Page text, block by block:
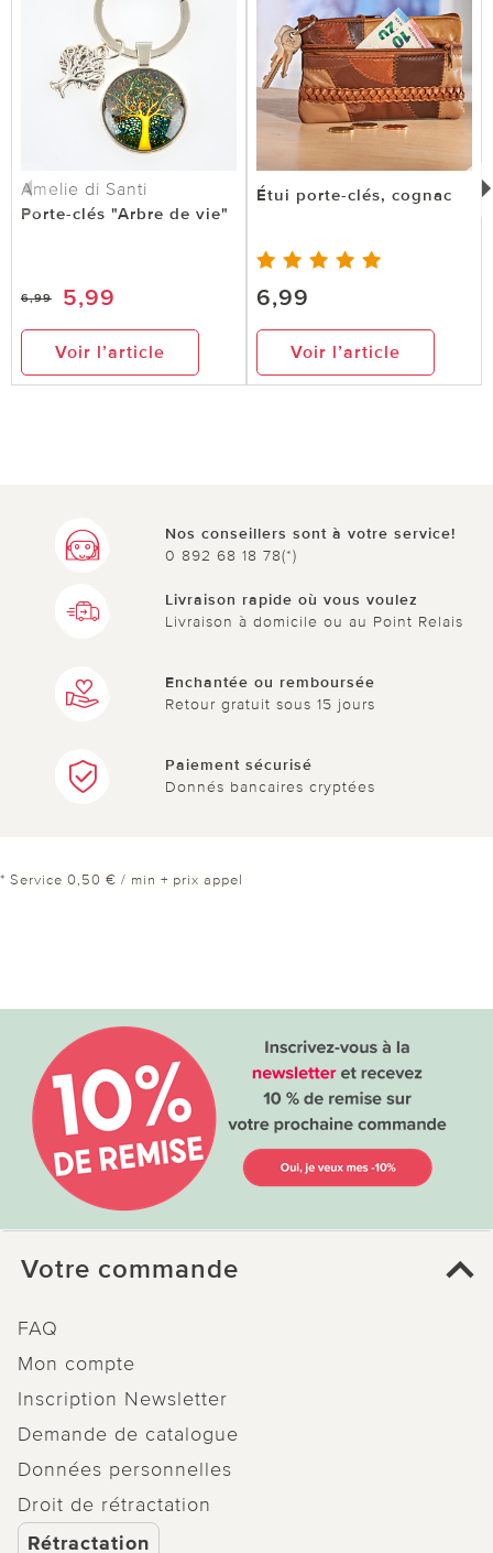
Amelie di Santi
Porte-clés "Arbre de vie"
6,99 5,99
Voir l’article
Étui porte-clés, cognac
6,99
Voir l’article
Nos conseillers sont à votre service!
0 892 68 18 78(*)
Livraison rapide où vous voulez
Livraison à domicile ou au Point Relais
Enchantée ou remboursée
Retour gratuit sous 15 jours
Paiement sécurisé
Donnés bancaires cryptées
* Service 0,50 € / min + prix appel
Votre commande
FAQ
Mon compte
Inscription Newsletter
Demande de catalogue
Données personnelles
Droit de rétractation
Rétractation